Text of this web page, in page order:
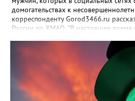
домогательствах к
корреспонденту Gorod3466.ru
России по ХМАО. "В настоящее время
правонарушения пока не
службе ведомства. Ранее
Нижневартовска рассказывали в
Молодежное заметили двух пьяных
домогались до несовершеннолетних